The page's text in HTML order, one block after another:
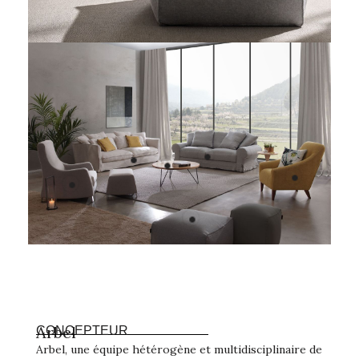
Arbel
CONCEPTEUR
Arbel, une équipe hétérogène et multidisciplinaire de